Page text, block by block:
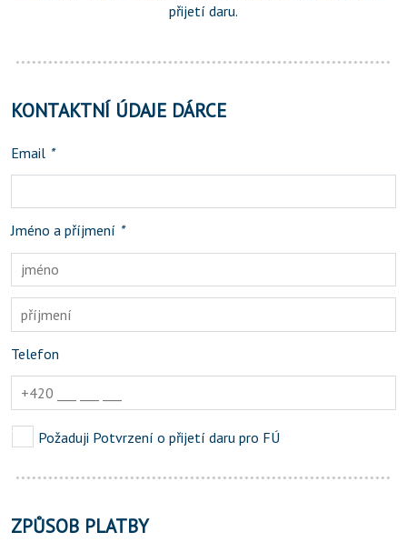
přijetí daru.
KONTAKTNÍ ÚDAJE DÁRCE
Email *
Jméno a příjmení *
Telefon
Požaduji Potvrzení o přijetí daru pro FÚ
ZPŮSOB PLATBY